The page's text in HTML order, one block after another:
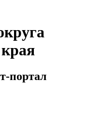
портал